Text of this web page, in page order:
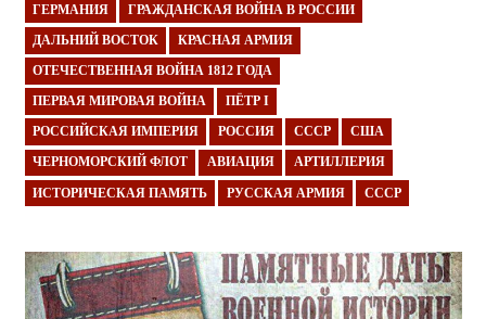
ГЕРМАНИЯ ГРАЖДАНСКАЯ ВОЙНА В РОССИИ
ДАЛЬНИЙ ВОСТОК КРАСНАЯ АРМИЯ
ОТЕЧЕСТВЕННАЯ ВОЙНА 1812 ГОДА
ПЕРВАЯ МИРОВАЯ ВОЙНА ПЁТР I
РОССИЙСКАЯ ИМПЕРИЯ РОССИЯ СССР США
ЧЕРНОМОРСКИЙ ФЛОТ АВИАЦИЯ АРТИЛЛЕРИЯ
ИСТОРИЧЕСКАЯ ПАМЯТЬ РУССКАЯ АРМИЯ СССР